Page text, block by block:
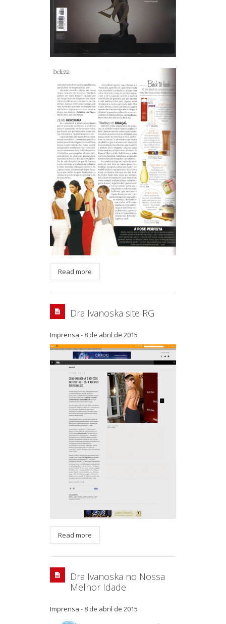
Read more
Dra Ivanoska site RG
Imprensa - 8 de abril de 2015
Read more
Dra Ivanoska no Nossa
Melhor Idade
Imprensa - 8 de abril de 2015